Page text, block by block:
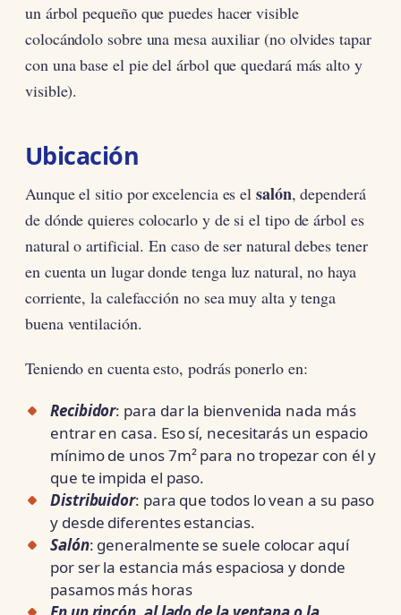
un árbol pequeño que puedes hacer visible
colocándolo sobre una mesa auxiliar (no olvides tapar
con una base el pie del árbol que quedará más alto y
visible).
Ubicación
Aunque el sitio por excelencia es elsalón, dependerá
de dónde quieres colocarlo y de si el tipo de árbol es
natural o artificial. En caso de ser natural debes tener
en cuenta un lugar donde tenga luz natural, no haya
corriente, la calefacción no sea muy alta y tenga
buena ventilación.
Teniendo en cuenta esto, podrás ponerlo en:
Recibidor: para dar la bienvenida nada más
entrar en casa. Eso sí, necesitarás un espacio
mínimo de unos 7m² para no tropezar con él y
que te impida el paso.
Distribuidor: para que todos lo vean a su paso
y desde diferentes estancias.
Salón: generalmente se suele colocar aquí
por ser la estancia más espaciosa y donde
pasamos más horas